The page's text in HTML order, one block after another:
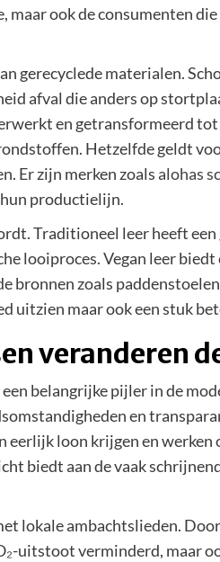
maar ook de consumenten
gerecyclede materialen.
afval die anders op
en getransformeerd
Hetzelfde geldt
Er zijn merken zoals alohas
productielijn.
Traditioneel leer heeft
looiproces. Vegan leer
bronnen zoals
uitzien maar ook een stuk
veranderen
belangrijke pijler in de
en
loon krijgen en werken
biedt aan de vaak
lokale ambachtslieden.
uitstoot verminderd, maar